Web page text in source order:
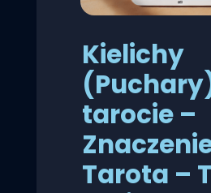
Kielichy
tarocie –
Tarota –